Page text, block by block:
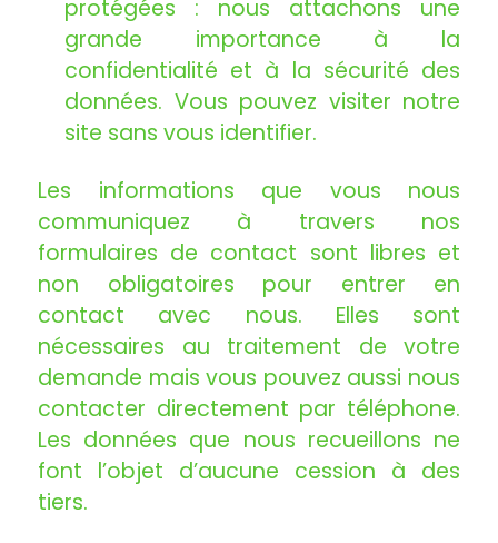
protégées : nous attachons une
grande importance à la
confidentialité et à la sécurité des
données. Vous pouvez visiter notre
site sans vous identifier.
Les informations que vous nous
communiquez à travers nos
formulaires de contact sont libres et
non obligatoires pour entrer en
contact avec nous. Elles sont
nécessaires au traitement de votre
demande mais vous pouvez aussi nous
contacter directement par téléphone.
Les données que nous recueillons ne
font l’objet d’aucune cession à des
tiers.